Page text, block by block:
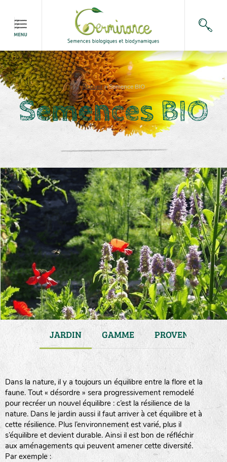
Accueil>Semence BIO
Semences BIO
JARDIN GAMME PROVENANCE
Dans la nature, il y a toujours un équilibre entre la flore et la
faune. Tout « désordre » sera progressivement remodelé
pour recréer un nouvel équilibre : c’est la résilience de la
nature. Dans le jardin aussi il faut arriver à cet équilibre et à
cette résilience. Plus l’environnement est varié, plus il
s’équilibre et devient durable. Ainsi il est bon de réfléchir
aux aménagements qui peuvent amener cette diversité.
Par exemple :